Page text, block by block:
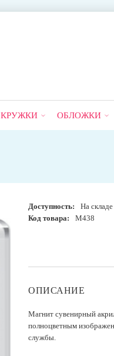
КРУЖКИ ОБЛОЖКИ
Доступность:
На складе
Код товара:
М438
ОПИСАНИЕ
Магнит сувенирный
полноцветным
службы.